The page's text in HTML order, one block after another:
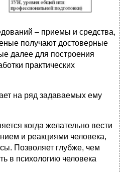
– приемы и средства,
получают достоверные
далее для построения
практических
на ряд задаваемых ему
когда желательно вести
и реакциями человека,
Позволяет глубже, чем
в психологию человека